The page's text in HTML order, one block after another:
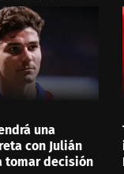
una
con Julián
tomar decisión